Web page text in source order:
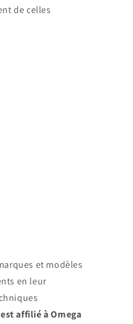
de celles
et modèles
en leur
affilié à Omega